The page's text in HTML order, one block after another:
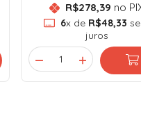
R$278,39 no
6x de R$48,33
juros